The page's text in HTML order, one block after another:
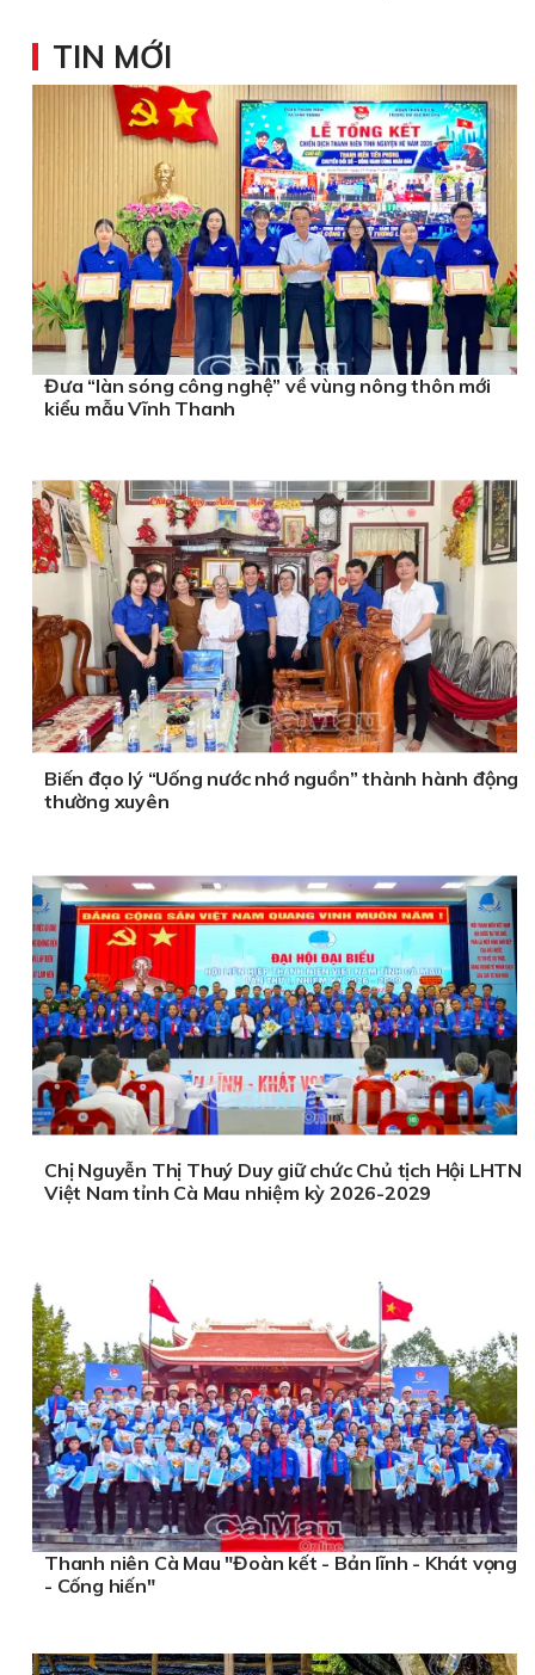
TIN MỚI
Đưa “làn sóng công nghệ” về vùng nông thôn mới
kiểu mẫu Vĩnh Thanh
Biến đạo lý “Uống nước nhớ nguồn” thành hành động
thường xuyên
Chị Nguyễn Thị Thuý Duy giữ chức Chủ tịch Hội LHTN
Việt Nam tỉnh Cà Mau nhiệm kỳ 2026-2029
Thanh niên Cà Mau "Đoàn kết - Bản lĩnh - Khát vọng
- Cống hiến"